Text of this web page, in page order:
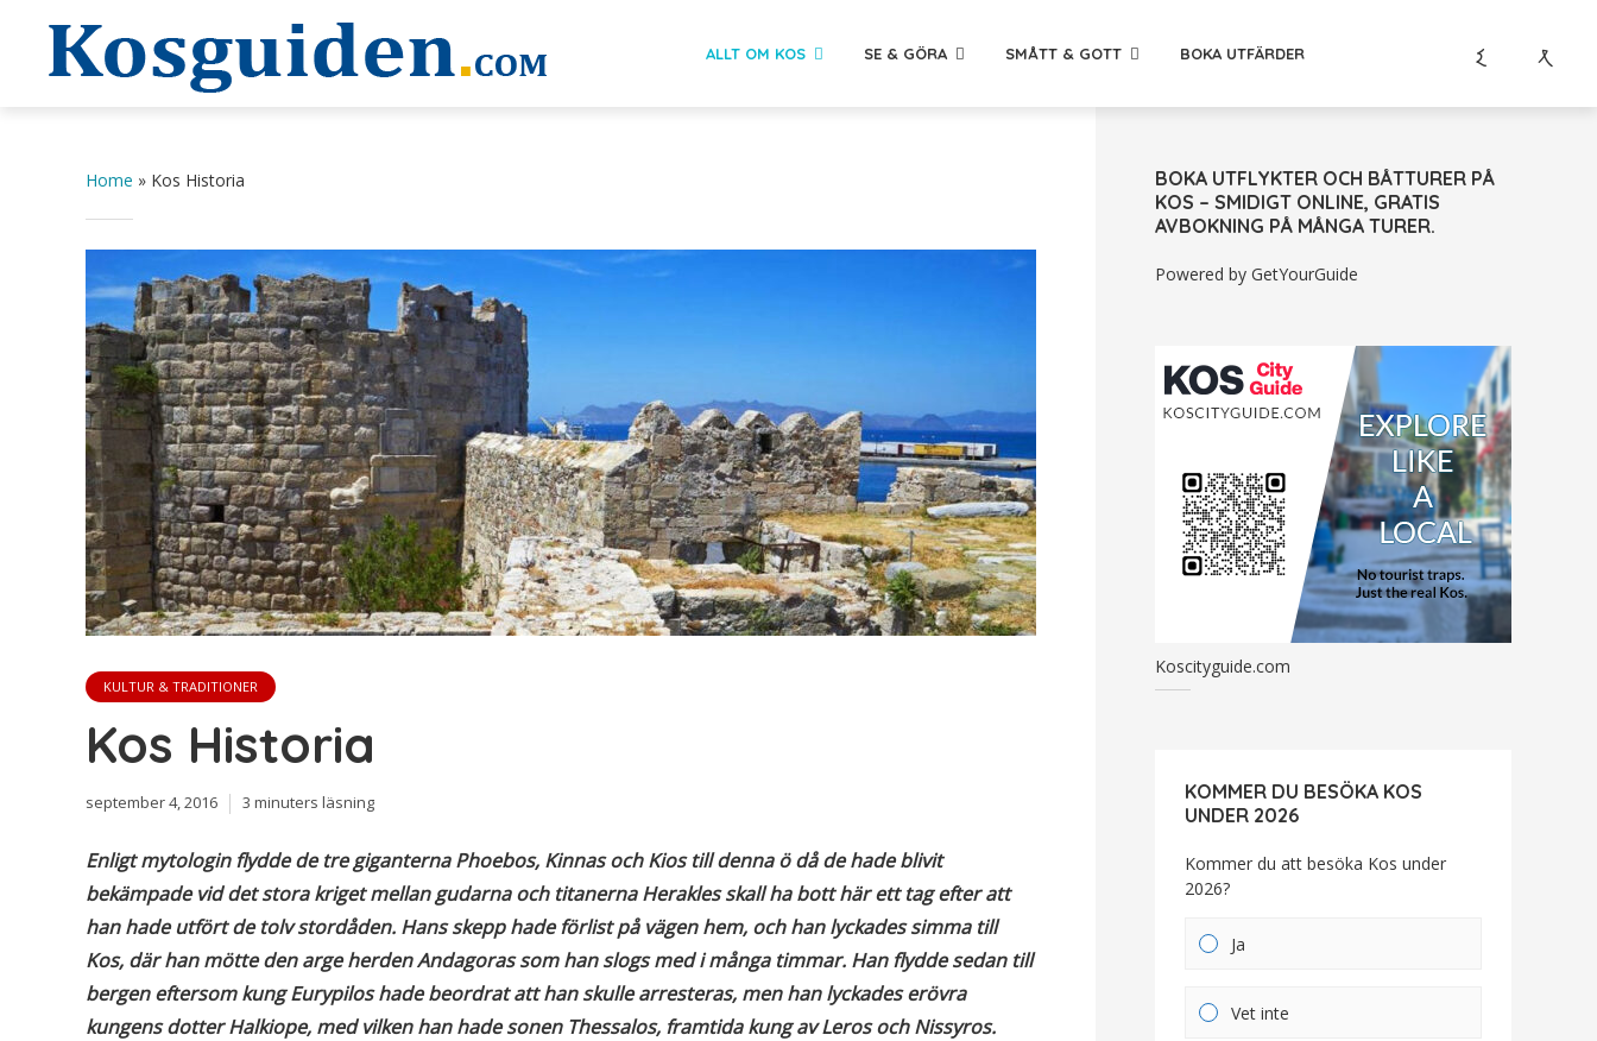
ALLT OM KOS SE & GÖRA SMÅTT & GOTT BOKA UTFÄRDER
Home » Kos Historia
KULTUR & TRADITIONER
Kos Historia
september 4, 2016 3 minuters läsning
Enligt mytologin flydde de tre giganterna Phoebos, Kinnas och Kios till denna ö då de hade blivit
bekämpade vid det stora kriget mellan gudarna och titanerna Herakles skall ha bott här ett tag efter att
han hade utfört de tolv stordåden. Hans skepp hade förlist på vägen hem, och han lyckades simma till
Kos, där han mötte den arge herden Andagoras som han slogs med i många timmar. Han flydde sedan till
bergen eftersom kung Eurypilos hade beordrat att han skulle arresteras, men han lyckades erövra
kungens dotter Halkiope, med vilken han hade sonen Thessalos, framtida kung av Leros och Nissyros.
BOKA UTFLYKTER OCH BÅTTURER PÅ
KOS – SMIDIGT ONLINE, GRATIS
AVBOKNING PÅ MÅNGA TURER.
Powered by GetYourGuide
Koscityguide.com
KOMMER DU BESÖKA KOS
UNDER 2026
Kommer du att besöka Kos under
2026?
Ja
Vet inte